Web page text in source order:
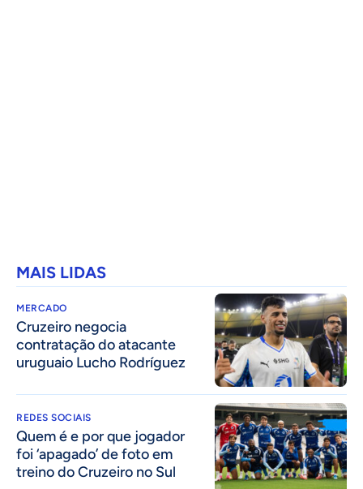
MAIS LIDAS
MERCADO
Cruzeiro negocia
contratação do atacante
uruguaio Lucho Rodríguez
REDES SOCIAIS
Quem é e por que jogador
foi ‘apagado’ de foto em
treino do Cruzeiro no Sul